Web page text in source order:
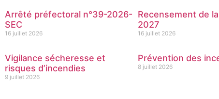
Arrêté préfectoral n°39-2026-
SEC
16 juillet 2026
Recensement de
2027
16 juillet 2026
Vigilance sécheresse et
risques d’incendies
9 juillet 2026
Prévention des
8 juillet 2026